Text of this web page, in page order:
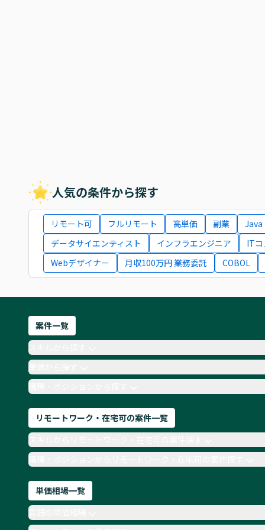
人気の条件から探す
リモート可 フルリモート 高単価 副業
Java
データサイエンティスト
インフラエンジニア
IT
Webデザイナー
月収100万円 業務委託 COBOL
案件一覧
単価から探す
職種・ポジションから探す
リモートワーク・在宅可の案件一覧
職種・ポジションからリモートワーク・在宅可の案件探す
単価相場一覧